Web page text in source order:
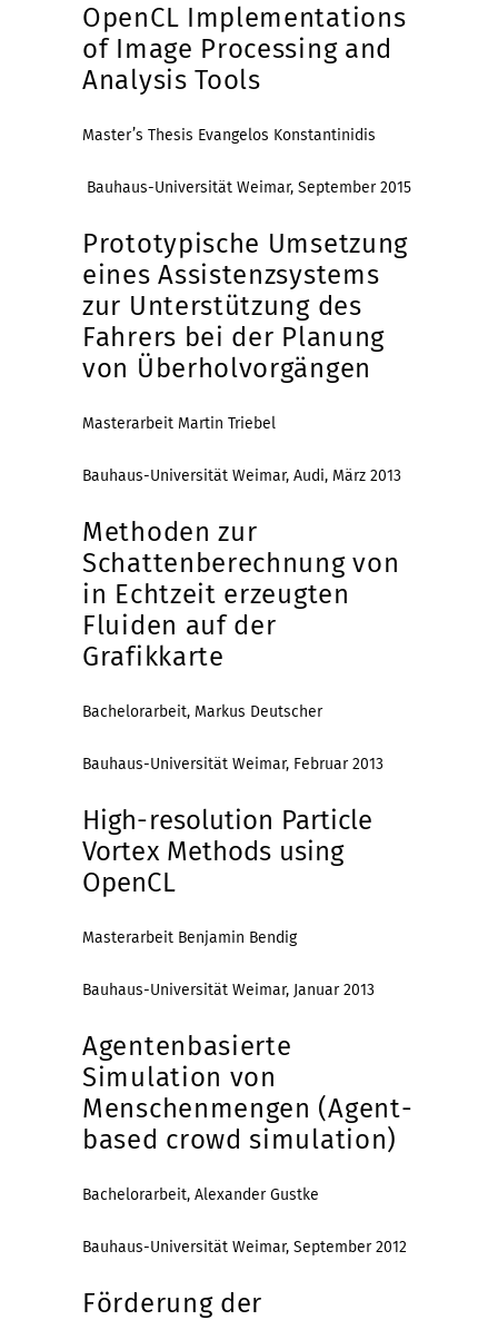
OpenCL Implementations
of Image Processing and
Analysis Tools
Master’s Thesis Evangelos Konstantinidis
Bauhaus-Universität Weimar, September 2015
Prototypische Umsetzung
eines Assistenzsystems
zur Unterstützung des
Fahrers bei der Planung
von Überholvorgängen
Masterarbeit Martin Triebel
Bauhaus-Universität Weimar, Audi, März 2013
Methoden zur
Schattenberechnung von
in Echtzeit erzeugten
Fluiden auf der
Grafikkarte
Bachelorarbeit, Markus Deutscher
Bauhaus-Universität Weimar, Februar 2013
High-resolution Particle
Vortex Methods using
OpenCL
Masterarbeit Benjamin Bendig
Bauhaus-Universität Weimar, Januar 2013
Agentenbasierte
Simulation von
Menschenmengen (Agent-
based crowd simulation)
Bachelorarbeit, Alexander Gustke
Bauhaus-Universität Weimar, September 2012
Förderung der